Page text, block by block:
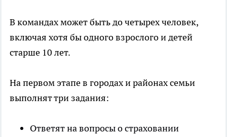
В командах может быть до четырех человек,
включая хотя бы одного взрослого и детей
старше 10 лет.
На первом этапе в городах и районах семьи
выполнят три задания:
Ответят на вопросы о страховании